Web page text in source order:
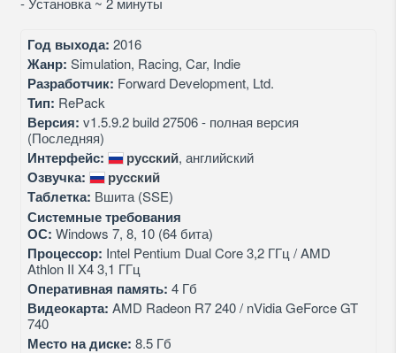
Год выхода: 2016
Жанр: Simulation, Racing, Car, Indie
Разработчик: Forward Development, Ltd.
Тип: RePack
Версия: v1.5.9.2 build 27506 - полная версия
(Последняя)
Интерфейс: русский, английский
Озвучка:
русский
Таблетка: Вшита (SSE)
Системные требования
ОС: Windows 7, 8, 10 (64 бита)
Процессор: Intel Pentium Dual Core 3,2 ГГц / AMD
Athlon II X4 3,1 ГГц
Оперативная память: 4 Гб
Видеокарта: AMD Radeon R7 240 / nVidia GeForce GT
740
Место на диске: 8.5 Гб